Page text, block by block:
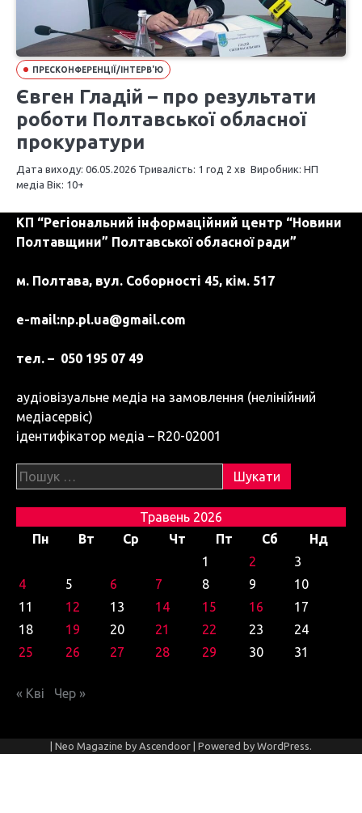
ПРЕСКОНФЕРЕНЦІЇ/ІНТЕРВ'Ю
Євген Гладій – про результати
роботи Полтавської обласної
прокуратури
Дата виходу: 06.05.2026 Тривалість: 1 год 2 хв Виробник: НП
медіа Вік: 10+
КП “Регіональний інформаційний центр “Новини
Полтавщини” Полтавської обласної ради”
м. Полтава, вул. Соборності 45, кім. 517
e-mail:np.pl.ua@gmail.com
тел. – 050 195 07 49
аудіовізуальне медіа на замовлення (нелінійний
медіасервіс)
ідентифікатор медіа – R20-02001
Пошук:
Травень 2026
Пн
Вт Ср Чт Пт Сб
Нд
1
2
3
4
5 6 7 8 9
10
11
12 13 14 15 16
17
18
19 20 21 22 23
24
25
26 27 28 29 30 31
« Кві Чер »
| Neo Magazine by Ascendoor | Powered by WordPress.